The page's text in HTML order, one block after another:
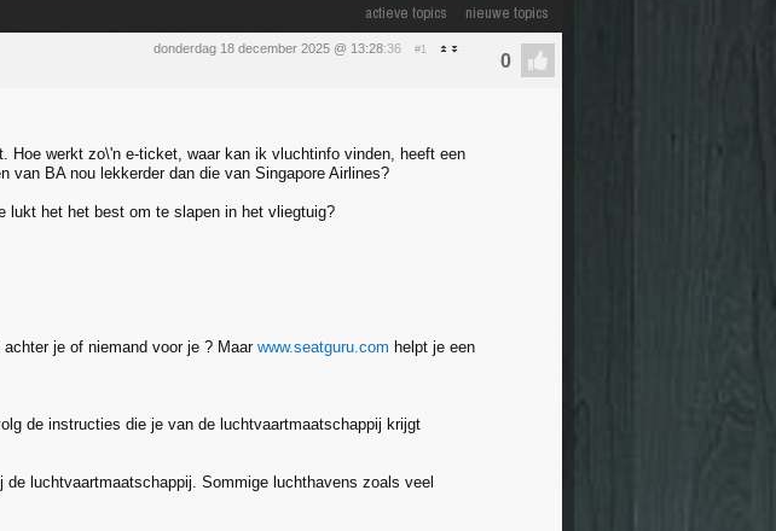
actieve topics nieuwe topics
donderdag 18 december 2025 @ 13:28:36 #1
Hoe werkt zo\'n e-ticket, waar kan ik vluchtinfo vinden, heeft een
van BA nou lekkerder dan die van Singapore Airlines?
lukt het het best om te slapen in het vliegtuig?
je of niemand voor je ? Maar www.seatguru.com helpt je een
de instructies die je van de luchtvaartmaatschappij krijgt
luchtvaartmaatschappij. Sommige luchthavens zoals veel